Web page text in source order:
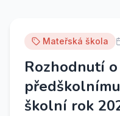
Mateřská škola
Rozhodnutí
školní rok